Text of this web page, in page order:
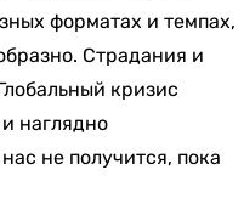
форматах и темпах,
Страдания и
кризис
наглядно
не получится, пока